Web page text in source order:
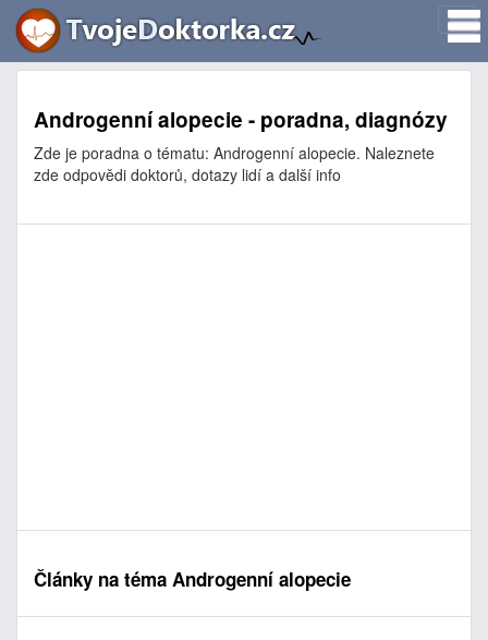
Androgenní alopecie - poradna, diagnózy
Zde je poradna o tématu: Androgenní alopecie. Naleznete
zde odpovědi doktorů, dotazy lidí a další info
Články na téma Androgenní alopecie